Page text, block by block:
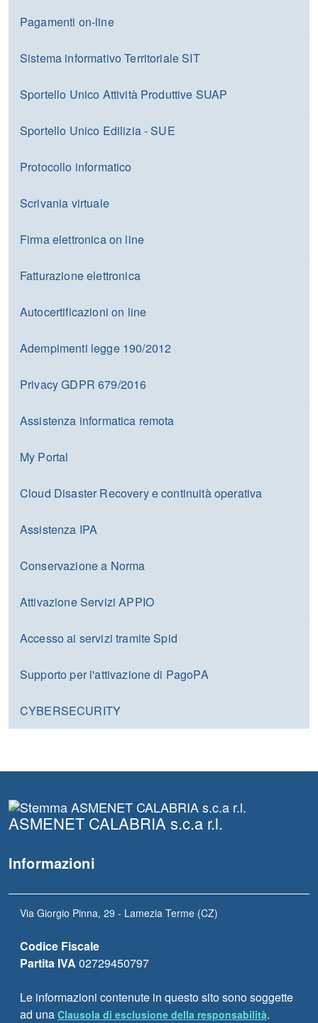
Pagamenti on-line
Sistema informativo Territoriale SIT
Sportello Unico Attività Produttive SUAP
Sportello Unico Edilizia - SUE
Protocollo informatico
Scrivania virtuale
Firma elettronica on line
Fatturazione elettronica
Autocertificazioni on line
Adempimenti legge 190/2012
Privacy GDPR 679/2016
Assistenza informatica remota
My Portal
Cloud Disaster Recovery e continuità operativa
Assistenza IPA
Conservazione a Norma
Attivazione Servizi APPIO
Accesso ai servizi tramite Spid
Supporto per l'attivazione di PagoPA
CYBERSECURITY
ASMENET CALABRIA s.c.a r.l.
Informazioni
Via Giorgio Pinna, 29 - Lamezia Terme (CZ)
Codice Fiscale
Partita IVA 02729450797
Le informazioni contenute in questo sito sono soggette
ad una Clausola di esclusione della responsabilità.